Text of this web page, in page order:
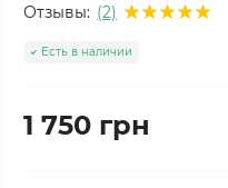
Отзывы: (2)
Есть в наличии
1 750 грн